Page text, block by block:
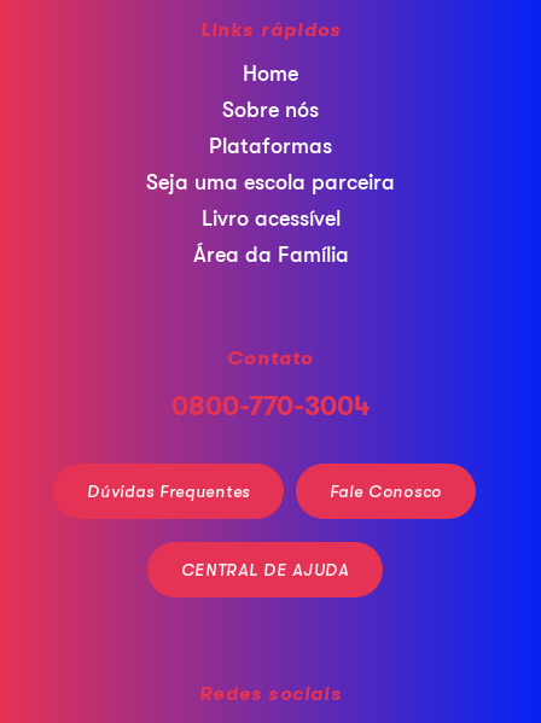
Links rápidos
Home
Sobre nós
Plataformas
Seja uma escola parceira
Livro acessível
Área da Família
Contato
0800-770-3004
Dúvidas Frequentes Fale Conosco
CENTRAL DE AJUDA
Redes sociais